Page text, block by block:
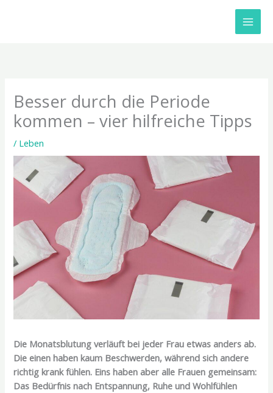
Besser durch die Periode
kommen – vier hilfreiche Tipps
/ Leben
Die Monatsblutung verläuft bei jeder Frau etwas anders ab.
Die einen haben kaum Beschwerden, während sich andere
richtig krank fühlen. Eins haben aber alle Frauen gemeinsam:
Das Bedürfnis nach Entspannung, Ruhe und Wohlfühlen